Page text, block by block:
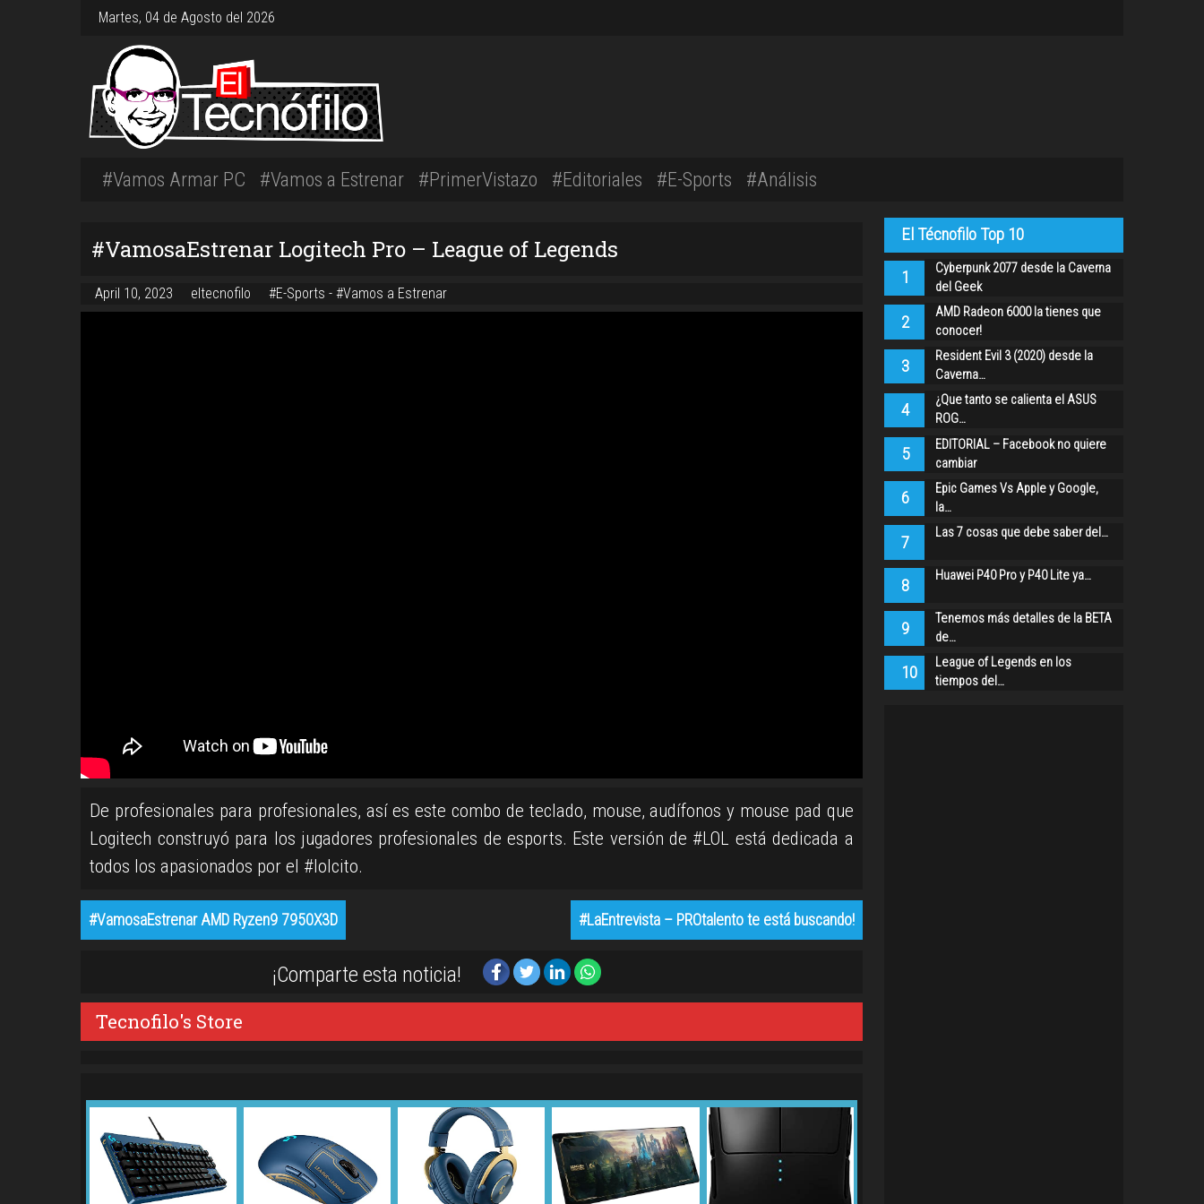
Martes, 04 de Agosto del 2026
#Vamos Armar PC #Vamos a Estrenar #PrimerVistazo #Editoriales #E-Sports #Análisis
#VamosaEstrenar Logitech Pro – League of Legends
April 10, 2023 eltecnofilo #E-Sports - #Vamos a Estrenar
De profesionales para profesionales, así es este combo de teclado, mouse, audífonos y mouse pad que
Logitech construyó para los jugadores profesionales de esports. Este versión de #LOL está dedicada a
todos los apasionados por el #lolcito.
#VamosaEstrenar AMD Ryzen9 7950X3D #LaEntrevista – PROtalento te está buscando!
¡Comparte esta noticia!
Tecnofilo's Store
El Técnofilo Top 10
1
Cyberpunk 2077 desde la Caverna
del Geek
2
AMD Radeon 6000 la tienes que
conocer!
3
Resident Evil 3 (2020) desde la
Caverna…
4
¿Que tanto se calienta el ASUS
ROG…
5
EDITORIAL – Facebook no quiere
cambiar
6
Epic Games Vs Apple y Google,
la…
7 Las 7 cosas que debe saber del…
8 Huawei P40 Pro y P40 Lite ya…
9
Tenemos más detalles de la BETA
de…
10
League of Legends en los
tiempos del…